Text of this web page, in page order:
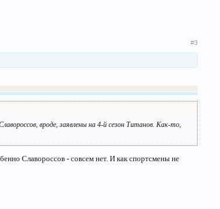
#3
вроде, заявлены на 4-й сезон Титанов. Как-то,
Славороссов - совсем нет. И как спортсмены не